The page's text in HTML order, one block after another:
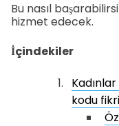
Bu nasıl
hizmet edecek.
İçindekiler
kodu fikri